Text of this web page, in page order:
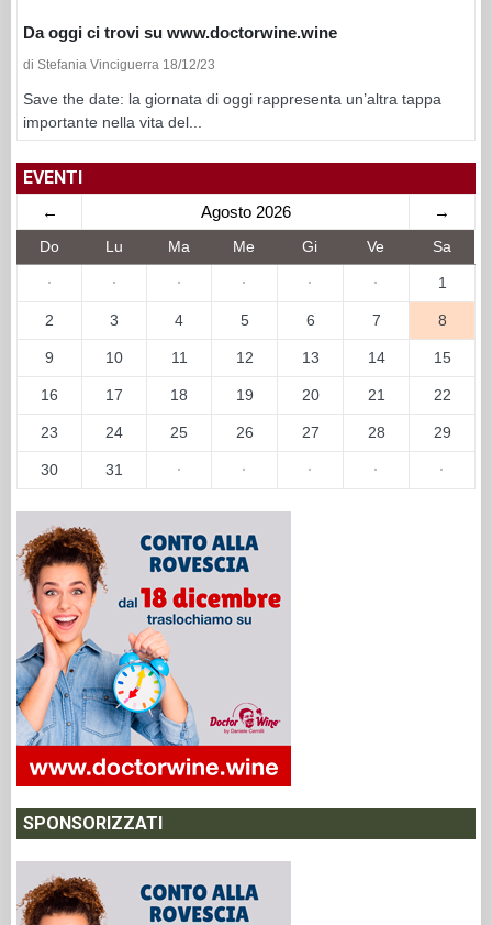
Da oggi ci trovi su www.doctorwine.wine
di Stefania Vinciguerra 18/12/23
Save the date: la giornata di oggi rappresenta un’altra tappa
importante nella vita del...
EVENTI
← Agosto 2026 →
Do Lu Ma Me Gi Ve Sa
· · · · · · 1
2 3 4 5 6 7 8
9 10 11 12 13 14 15
16 17 18 19 20 21 22
23 24 25 26 27 28 29
30 31 · · · · ·
SPONSORIZZATI